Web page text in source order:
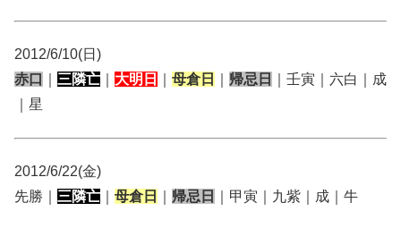
2012/6/10(日)
赤口
三隣亡 大明日 母倉日 帰忌日
｜壬寅｜六白｜成
｜星
2012/6/22(金)
先勝｜ 三隣亡 母倉日 帰忌日 ｜甲寅｜九紫｜成｜牛